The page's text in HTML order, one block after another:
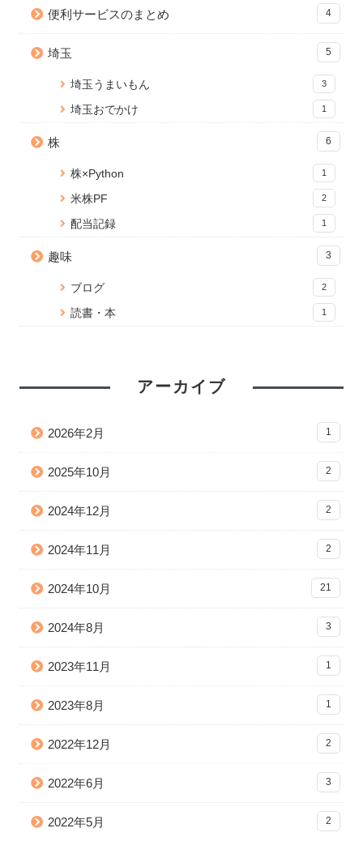
14 views
WordPress 編集画面を便利にカ
13 views
Node.js のバージョンアップ手
順【Mac】
【無料】ブラウザでPDFに透か
し文字を追加できる「PDF透か
便利サービスのまとめ 4
埼玉 5
埼玉うまいもん 3
埼玉おでかけ 1
株 6
株×Python 1
米株PF 2
配当記録 1
趣味 3
ブログ 2
読書・本 1
アーカイブ
2026年2月 1
2025年10月 2
2024年12月 2
2024年11月 2
2024年10月 21
2024年8月 3
2023年11月 1
2023年8月 1
2022年12月 2
2022年6月 3
2022年5月 2